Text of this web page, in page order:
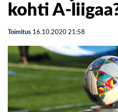
kohti A-
Toimitus 16.10.2020 21:58